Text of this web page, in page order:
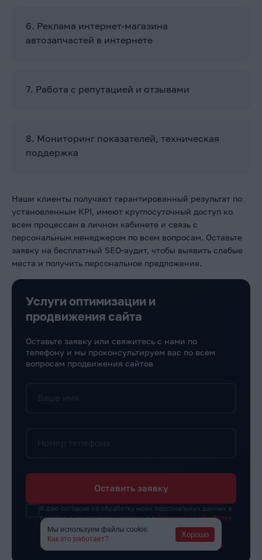
6. Реклама интернет-магазина
автозапчастей в интернете
7. Работа с репутацией и отзывами
8. Мониторинг показателей, техническая
поддержка
Наши клиенты получают гарантированный результат по
установленным KPI, имеют круглосуточный доступ ко
всем процессам в личном кабинете и связь с
персональным менеджером по всем вопросам. Оставьте
заявку на бесплатный SEO-аудит, чтобы выявить слабые
места и получить персональное предложение.
Услуги оптимизации и
продвижения сайта
Оставьте заявку или свяжитесь с нами по
телефону и мы проконсультируем вас по всем
вопросам продвижения сайтов
Оставить заявку
Я даю согласие на обработку моих персональных данных в
порядке и на условиях, указанных в Согласие на обработку
персональных данных и подтверждаю ознакомление с
Политика конфиденциальности
Политика обработки
персональных данных
Пользовательским соглашением
Мы используем файлы cookie.
Как это работает?
Хорошо